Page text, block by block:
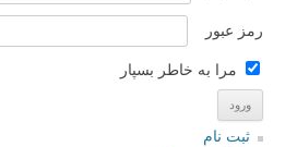
رمز عبور
مرا به خاطر بسپار
ثبت نام